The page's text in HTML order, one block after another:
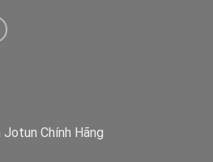
Chính Hãng